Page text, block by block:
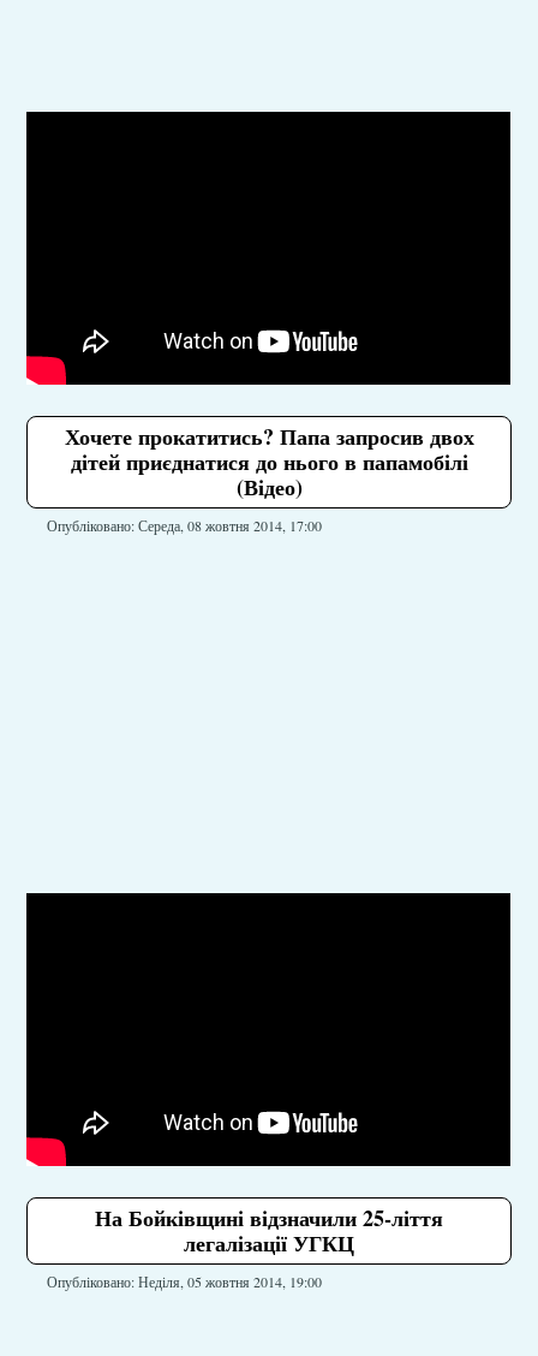
Хочете прокатитись? Папа запросив двох
дітей приєднатися до нього в папамобілі
(Відео)
Опубліковано: Середа, 08 жовтня 2014, 17:00
На Бойківщині відзначили 25-ліття
легалізації УГКЦ
Опубліковано: Неділя, 05 жовтня 2014, 19:00